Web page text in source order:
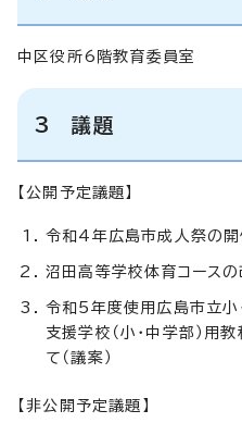
中区役所6階教育委員室
3 議題
【公開予定議題】
令和4年広島市成人祭の開
沼田高等学校体育コースの
令和5年度使用広島市立小
支援学校（小・中学部）用
て（議案）
【非公開予定議題】